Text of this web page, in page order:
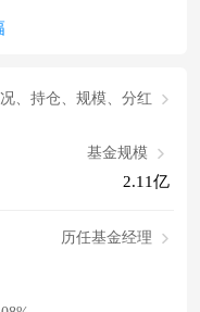
、持仓、规模、分红
基金规模
2.11亿
历任基金经理